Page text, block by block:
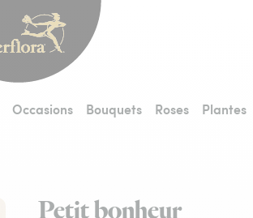
Occasions Bouquets Roses Plantes